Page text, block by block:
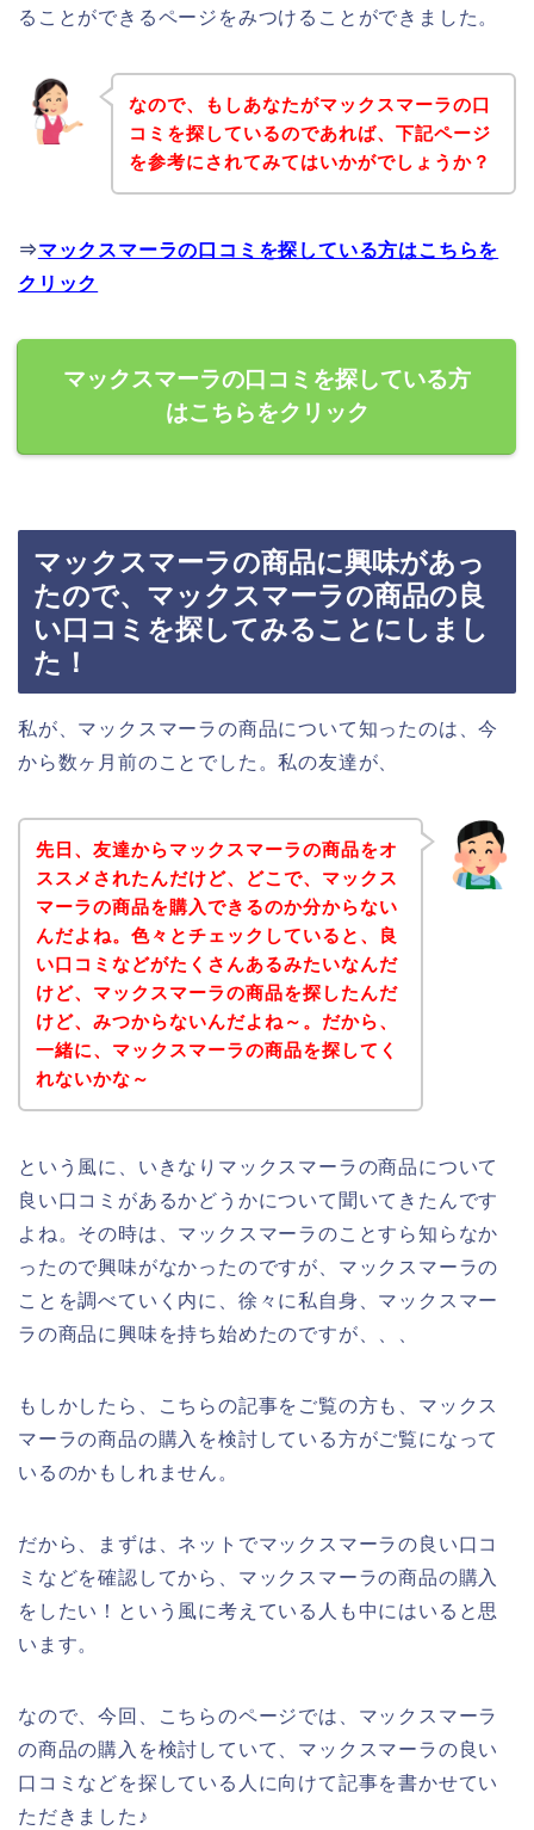
ることができるページをみつけることができました。
なので、もしあなたがマックスマーラの口
コミを探しているのであれば、下記ページ
を参考にされてみてはいかがでしょうか？
⇒マックスマーラの口コミを探している方はこちらを
クリック
マックスマーラの口コミを探している方
はこちらをクリック
マックスマーラの商品に興味があっ
たので、マックスマーラの商品の良
い口コミを探してみることにしまし
た！
私が、マックスマーラの商品について知ったのは、今
から数ヶ月前のことでした。私の友達が、
先日、友達からマックスマーラの商品をオ
ススメされたんだけど、どこで、マックス
マーラの商品を購入できるのか分からない
んだよね。色々とチェックしていると、良
い口コミなどがたくさんあるみたいなんだ
けど、マックスマーラの商品を探したんだ
けど、みつからないんだよね～。だから、
一緒に、マックスマーラの商品を探してく
れないかな～
という風に、いきなりマックスマーラの商品について
良い口コミがあるかどうかについて聞いてきたんです
よね。その時は、マックスマーラのことすら知らなか
ったので興味がなかったのですが、マックスマーラの
ことを調べていく内に、徐々に私自身、マックスマー
ラの商品に興味を持ち始めたのですが、、、
もしかしたら、こちらの記事をご覧の方も、マックス
マーラの商品の購入を検討している方がご覧になって
いるのかもしれません。
だから、まずは、ネットでマックスマーラの良い口コ
ミなどを確認してから、マックスマーラの商品の購入
をしたい！という風に考えている人も中にはいると思
います。
なので、今回、こちらのページでは、マックスマーラ
の商品の購入を検討していて、マックスマーラの良い
口コミなどを探している人に向けて記事を書かせてい
ただきました♪